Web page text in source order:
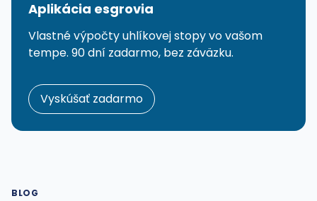
Aplikácia esgrovia
Vlastné výpočty uhlíkovej stopy vo vašom
tempe. 90 dní zadarmo, bez záväzku.
Vyskúšať zadarmo
BLOG